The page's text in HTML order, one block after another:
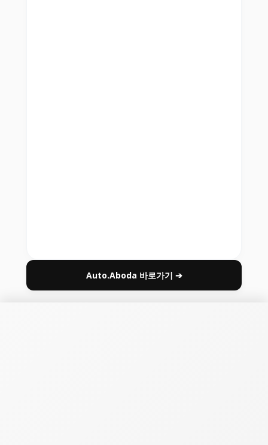
Auto.Aboda 바로가기 ➔